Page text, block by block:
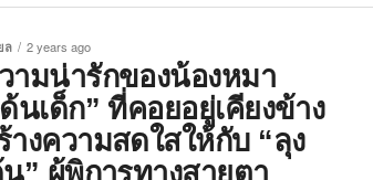
“โคมาเมะจัง” น้องหมาเชาเชาตัวจุ้มปุ้กของ
ายหนึ่ง ที่ชอบจับน้องมาแต่งตัวในธีมต่าง ๆ
รูปแจกความสดใสให้กับผู้ติดตามอยู่เสมอ ซึ่ง
ก็ทำหลาย ๆ คนถูกอกถูกใจจนมียอดกดไลก์
งเลยเชียวล่ะ! สำหรับน้องตัวนี้มีชื่อว่า “โค
ล 2 years ago
ามน่ารักของน้องหมา
นเด็ก” ที่คอยอยู่เคียงข้าง
างความสดใสให้กับ “ลุง
” ผู้พิการทางสายตา